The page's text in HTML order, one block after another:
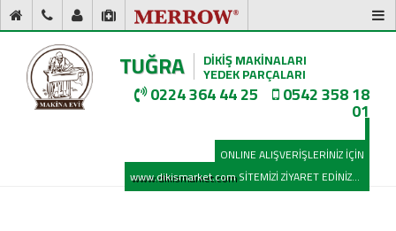
TUĞRA DİKİŞ MAKİNALARI
YEDEK PARÇALARI
0224 364 44 25 0542 358 18
01
ONLINE ALIŞVERİŞLERİNİZ İÇİN
www.dikismarket.comSİTEMİZİ ZİYARET EDİNİZ...